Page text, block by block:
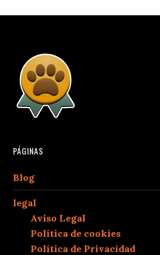
PÁGINAS
Blog
legal
Aviso Legal
Política de cookies
Política de Privacidad